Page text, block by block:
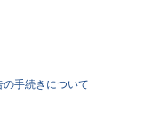
手続きについて